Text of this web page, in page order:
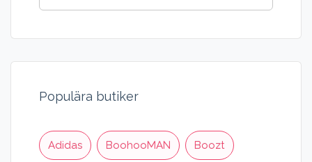
gör din nästa beställning via CrowdFarming
Populära butiker
Adidas BoohooMAN Boozt